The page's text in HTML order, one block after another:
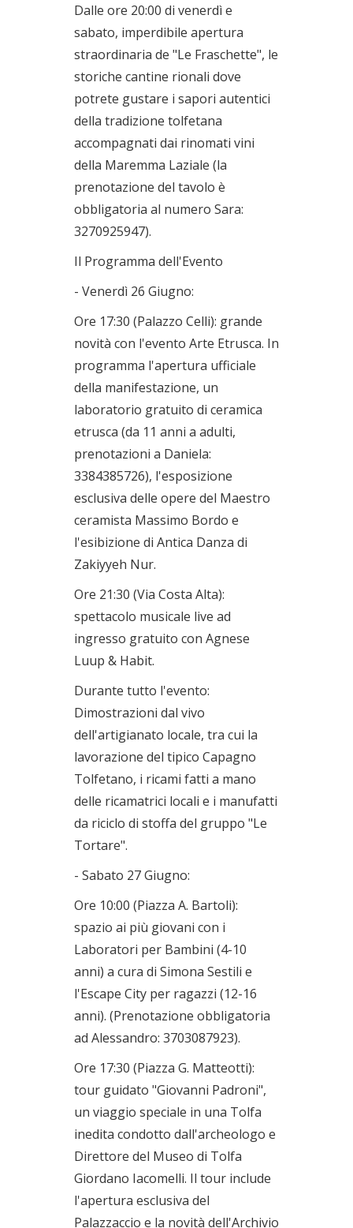
Dalle ore 20:00 di venerdì e
sabato, imperdibile apertura
straordinaria de "Le Fraschette", le
storiche cantine rionali dove
potrete gustare i sapori autentici
della tradizione tolfetana
accompagnati dai rinomati vini
della Maremma Laziale (la
prenotazione del tavolo è
obbligatoria al numero Sara:
3270925947).
Il Programma dell'Evento
- Venerdì 26 Giugno:
Ore 17:30 (Palazzo Celli): grande
novità con l'evento Arte Etrusca. In
programma l'apertura ufficiale
della manifestazione, un
laboratorio gratuito di ceramica
etrusca (da 11 anni a adulti,
prenotazioni a Daniela:
3384385726), l'esposizione
esclusiva delle opere del Maestro
ceramista Massimo Bordo e
l'esibizione di Antica Danza di
Zakiyyeh Nur.
Ore 21:30 (Via Costa Alta):
spettacolo musicale live ad
ingresso gratuito con Agnese
Luup & Habit.
Durante tutto l'evento:
Dimostrazioni dal vivo
dell'artigianato locale, tra cui la
lavorazione del tipico Capagno
Tolfetano, i ricami fatti a mano
delle ricamatrici locali e i manufatti
da riciclo di stoffa del gruppo "Le
Tortare".
- Sabato 27 Giugno:
Ore 10:00 (Piazza A. Bartoli):
spazio ai più giovani con i
Laboratori per Bambini (4-10
anni) a cura di Simona Sestili e
l'Escape City per ragazzi (12-16
anni). (Prenotazione obbligatoria
ad Alessandro: 3703087923).
Ore 17:30 (Piazza G. Matteotti):
tour guidato "Giovanni Padroni",
un viaggio speciale in una Tolfa
inedita condotto dall'archeologo e
Direttore del Museo di Tolfa
Giordano Iacomelli. Il tour include
l'apertura esclusiva del
Palazzaccio e la novità dell'Archivio